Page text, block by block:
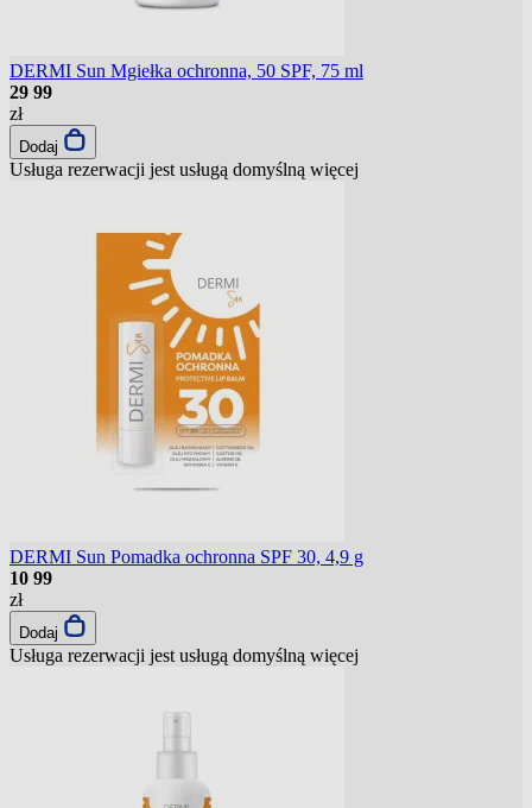
DERMI Sun Mgiełka ochronna, 50 SPF, 75 ml
29 99
zł
Dodaj
Usługa rezerwacji jest usługą domyślną więcej
DERMI Sun Pomadka ochronna SPF 30, 4,9 g
10 99
zł
Dodaj
Usługa rezerwacji jest usługą domyślną więcej